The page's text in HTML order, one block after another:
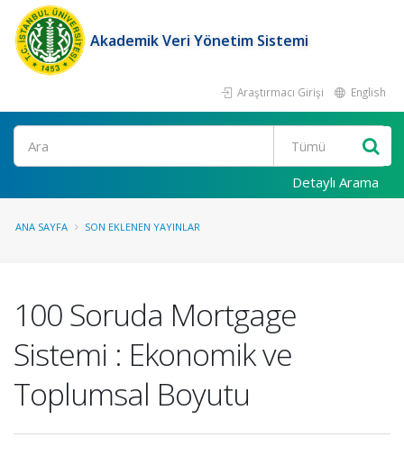
Akademik Veri Yönetim Sistemi
Araştırmacı Girişi English
Ara
Detaylı Arama
ANA SAYFA SON EKLENEN YAYINLAR
100 Soruda Mortgage
Sistemi : Ekonomik ve
Toplumsal Boyutu